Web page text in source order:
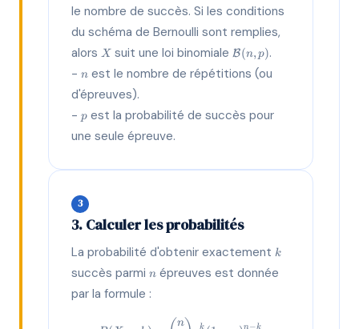
le nombre de succès. Si les conditions
du schéma de Bernoulli sont remplies,
alors X
X suit une loi binomiale\mathcal{B}
(n, p)
B(n, p).
- n
n est le nombre de répétitions (ou
d'épreuves).
- p
p est la probabilité de succès pour
une seule épreuve.
3
3. Calculer les probabilités
La probabilité d'obtenir exactement k
k
succès parmi n
n épreuves est donnée
par la formule :
P(X=k) = \binom{n}{k} p^k
n k n−k